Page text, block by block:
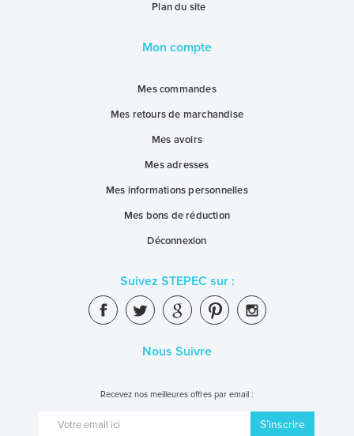
Plan du site
Mon compte
Mes commandes
Mes retours de marchandise
Mes avoirs
Mes adresses
Mes informations personnelles
Mes bons de réduction
Déconnexion
Suivez STEPEC sur :
Nous Suivre
Recevez nos meilleures offres par email :
S’inscrire